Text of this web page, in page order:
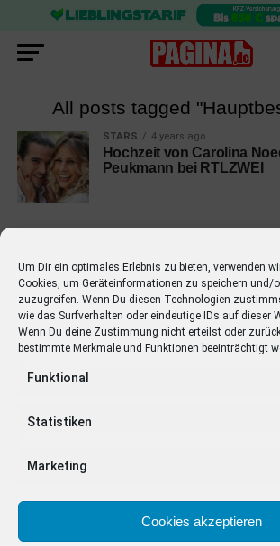
Um Dir ein optimales Erlebnis zu bieten, verwenden
Cookies, um Geräteinformationen zu speichern und/
zuzugreifen. Wenn Du diesen Technologien
wie das Surfverhalten oder eindeutige IDs auf dieser
Wenn Du deine Zustimmung nicht erteilst oder
bestimmte Merkmale und Funktionen beeinträchtigt
Funktional
Statistiken
Marketing
Cookies akzeptieren
All posts tagged
STARS 4 years ago
Hochzeit von Carolina
Peukmann bei RTLZWEI
EMPFOHLEN
STARS 4 years ago
Barbara Schöneberger
von “Verstehen Sie